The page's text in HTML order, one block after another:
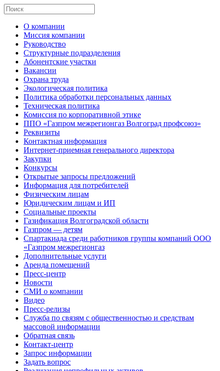
О компании
Миссия компании
Руководство
Структурные подразделения
Абонентские участки
Вакансии
Охрана труда
Экологическая политика
Политика обработки персональных данных
Техническая политика
Комиссия по корпоративной этике
ППО «Газпром межрегионгаз Волгоград профсоюз»
Реквизиты
Контактная информация
Интернет-приемная генерального директора
Закупки
Конкурсы
Открытые запросы предложений
Информация для потребителей
Физическим лицам
Юридическим лицам и ИП
Социальные проекты
Газификация Волгоградской области
Газпром — детям
Спартакиада среди работников группы компаний ООО
«Газпром межрегионгаз
Дополнительные услуги
Аренда помещений
Пресс-центр
Новости
СМИ о компании
Видео
Пресс-релизы
Служба по связям с общественностью и средствам
массовой информации
Обратная связь
Контакт-центр
Запрос информации
Задать вопрос